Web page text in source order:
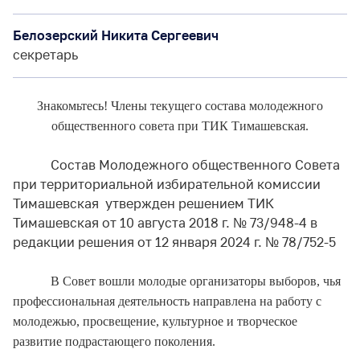
Белозерский Никита Сергеевич
секретарь
Знакомьтесь! Члены текущего состава молодежного
общественного совета при ТИК Тимашевская.
Состав Молодежного общественного Совета
при территориальной избирательной комиссии
Тимашевская утвержден решением ТИК
Тимашевская от 10 августа 2018 г. № 73/948-4 в
редакции решения от 12 января 2024 г. № 78/752-5
В Совет вошли молодые организаторы выборов, чья
профессиональная деятельность направлена на работу с
молодежью, просвещение, культурное и творческое
развитие подрастающего поколения.